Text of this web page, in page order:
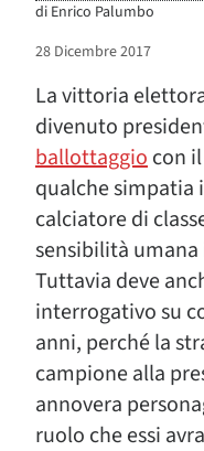
di Enrico Palumbo
28 Dicembre 2017
La vittoria
divenuto
ballottaggiocon
qualche simpatia
calciatore di
sensibilità
Tuttavia deve
interrogativo su
anni, perché la
campione alla
annovera
ruolo che essi